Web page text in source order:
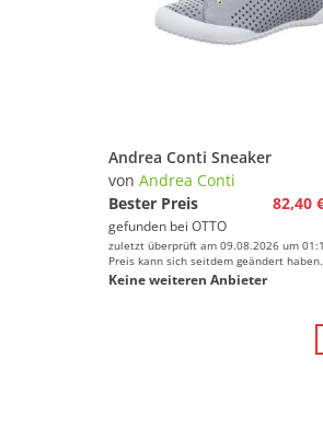
Andrea Conti Sneaker
von Andrea Conti
Bester Preis
82,40
gefunden bei OTTO
zuletzt überprüft am 09.08.2026 um
Preis kann sich seitdem geändert haben.
Keine weiteren Anbieter